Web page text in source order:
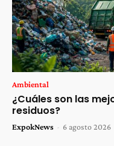
Ambiental
¿Cuáles son las
residuos?
ExpokNews - 6 agosto 2026